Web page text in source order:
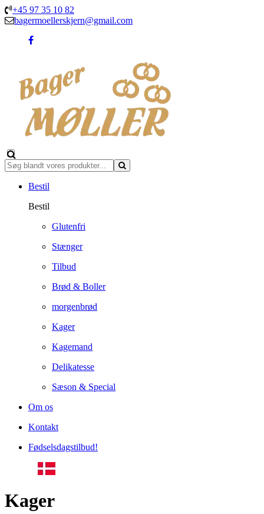
+45 97 35 10 82
bagermoellerskjern@gmail.com
Bestil
Bestil
Glutenfri
Stænger
Tilbud
Brød & Boller
morgenbrød
Kager
Kagemand
Delikatesse
Sæson & Special
Om os
Kontakt
Fødselsdagstilbud!
Kager